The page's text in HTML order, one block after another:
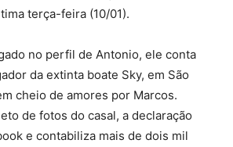
terça-feira (10/01).
no perfil de Antonio, ele conta
da extinta boate Sky, em São
cheio de amores por Marcos.
de fotos do casal, a declaração
e contabiliza mais de dois mil